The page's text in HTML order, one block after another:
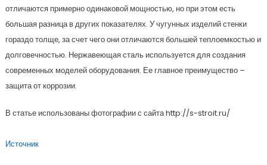
отличаются примерно одинаковой мощностью, но при этом есть
большая разница в других показателях. У чугунных изделий стенки
гораздо толще, за счет чего они отличаются большей теплоемкостью и
долговечностью. Нержавеющая сталь используется для создания
современных моделей оборудования. Ее главное преимущество –
защита от коррозии.
В статье использованы фотографии с сайта http://s-stroit.ru/
Источник